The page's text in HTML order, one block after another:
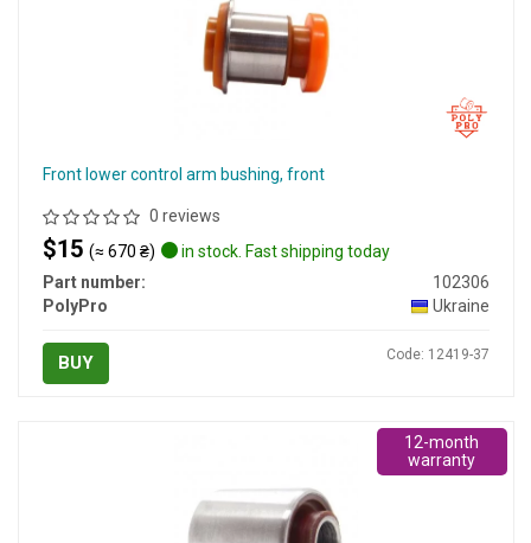
Front lower control arm bushing, front
0 reviews
$15 (≈ 670 ₴)
in stock. Fast shipping today
Part number:
102306
PolyPro
Ukraine
BUY Code: 12419-37
12-month
warranty